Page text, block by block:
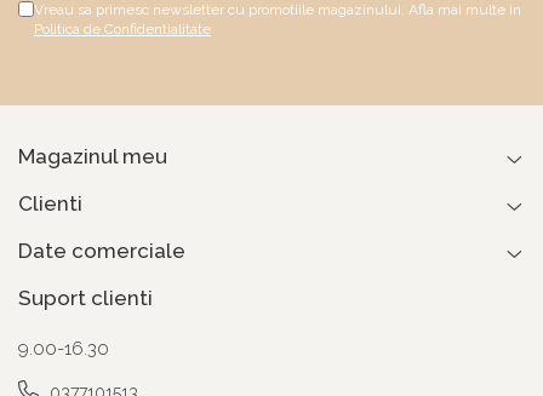
Vreau sa primesc newsletter cu promotiile magazinului. Afla mai multe in
Politica de Confidentialitate
Magazinul meu
Clienti
Date comerciale
Suport clienti
9.00-16.30